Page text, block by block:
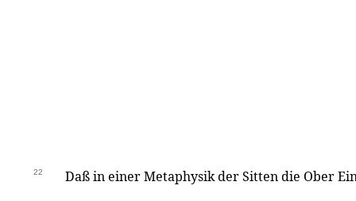
22 Daß in einer Metaphysik der Sitten die Ober